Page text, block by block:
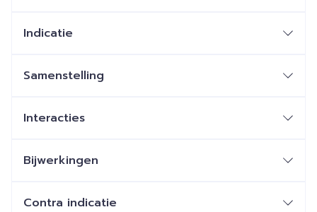
Indicatie
Samenstelling
Interacties
Bijwerkingen
Contra indicatie